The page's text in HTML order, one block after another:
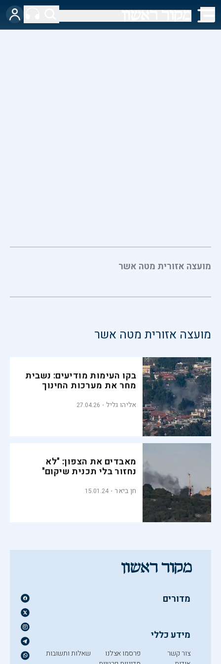
מועצה אזורית מטה אשר
מועצה אזורית מטה אשר
בקו העימות מודיעים: נשבית
מחר את מערכות החינוך
אליהו גליל 27.04.26
מאבדים את הצפון: "לא
נחזור בלי תכנית שיקום"
חן ביאר 15.01.24
מדורים
מידע כללי
צור קשר
פרסמו אצלנו
שאלות ותשובות